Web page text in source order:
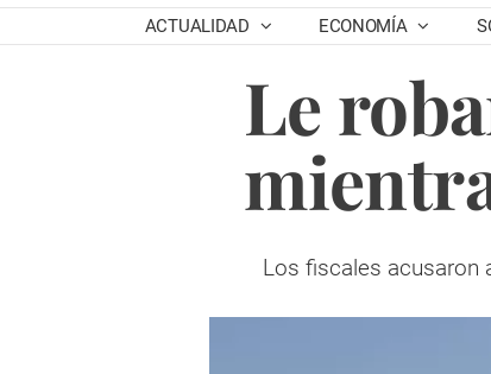
ACTUALIDAD ECONOMÍA
Le
Los fiscales acusaron